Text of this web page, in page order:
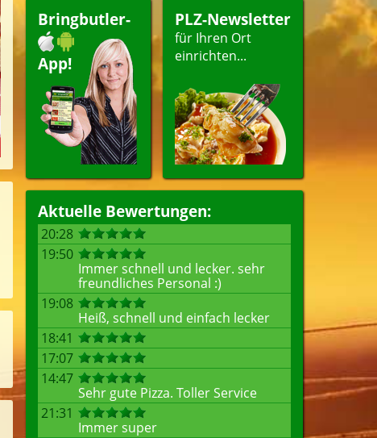
Bringbutler-
App!
PLZ-Newsletter
für Ihren Ort
einrichten...
Aktuelle Bewertungen:
20:28
19:50
Immer schnell und lecker. sehr
freundliches Personal :)
19:08
Heiß, schnell und einfach lecker
18:41
17:07
14:47
Sehr gute Pizza. Toller Service
21:31
Immer super